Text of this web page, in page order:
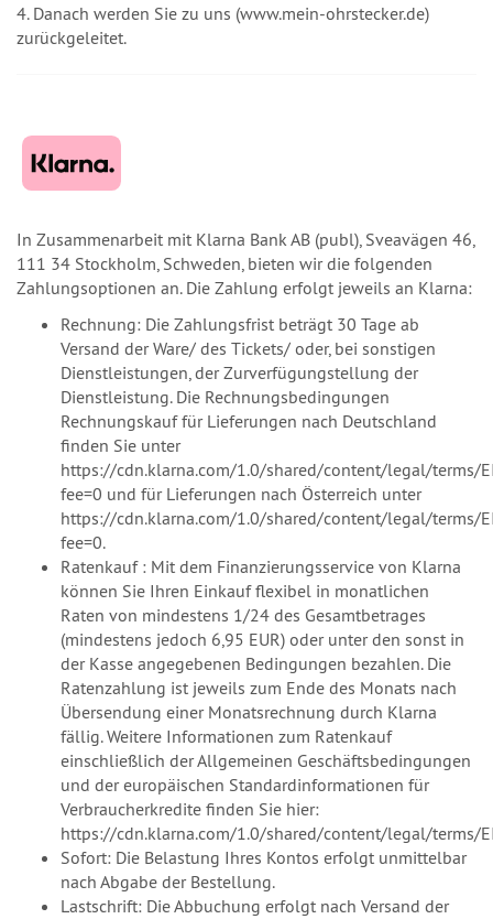
4. Danach werden Sie zu uns (www.mein-ohrstecker.de)
zurückgeleitet.
In Zusammenarbeit mit Klarna Bank AB (publ), Sveavägen 46,
111 34 Stockholm, Schweden, bieten wir die folgenden
Zahlungsoptionen an. Die Zahlung erfolgt jeweils an Klarna:
Rechnung: Die Zahlungsfrist beträgt 30 Tage ab
Versand der Ware/ des Tickets/ oder, bei sonstigen
Dienstleistungen, der Zurverfügungstellung der
Dienstleistung. Die Rechnungsbedingungen
Rechnungskauf für Lieferungen nach Deutschland
finden Sie unter
https://cdn.klarna.com/1.0/shared/content/legal/terms/
fee=0 und für Lieferungen nach Österreich unter
https://cdn.klarna.com/1.0/shared/content/legal/terms/
fee=0.
Ratenkauf : Mit dem Finanzierungsservice von Klarna
können Sie Ihren Einkauf flexibel in monatlichen
Raten von mindestens 1/24 des Gesamtbetrages
(mindestens jedoch 6,95 EUR) oder unter den sonst in
der Kasse angegebenen Bedingungen bezahlen. Die
Ratenzahlung ist jeweils zum Ende des Monats nach
Übersendung einer Monatsrechnung durch Klarna
fällig. Weitere Informationen zum Ratenkauf
einschließlich der Allgemeinen Geschäftsbedingungen
und der europäischen Standardinformationen für
Verbraucherkredite finden Sie hier:
https://cdn.klarna.com/1.0/shared/content/legal/terms/
Sofort: Die Belastung Ihres Kontos erfolgt unmittelbar
nach Abgabe der Bestellung.
Lastschrift: Die Abbuchung erfolgt nach Versand der